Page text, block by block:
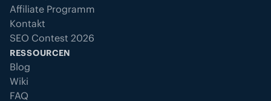
Affiliate Programm
Kontakt
SEO Contest 2026
RESSOURCEN
Blog
Wiki
FAQ